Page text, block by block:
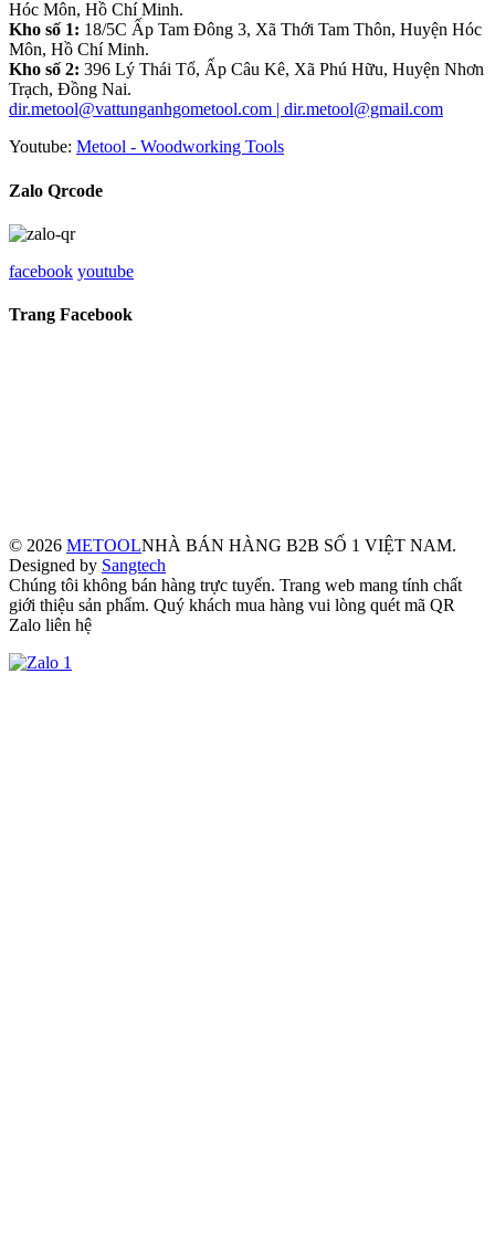
Hóc Môn, Hồ Chí Minh.
Kho số 1: 18/5C Ấp Tam Đông 3, Xã Thới Tam Thôn, Huyện Hóc
Môn, Hồ Chí Minh.
Kho số 2: 396 Lý Thái Tổ, Ấp Câu Kê, Xã Phú Hữu, Huyện Nhơn
Trạch, Đồng Nai.
dir.metool@vattunganhgometool.com | dir.metool@gmail.com
Youtube: Metool - Woodworking Tools
Zalo Qrcode
facebook youtube
Trang Facebook
© 2026 METOOLNHÀ BÁN HÀNG B2B SỐ 1 VIỆT NAM.
Designed by Sangtech
Chúng tôi không bán hàng trực tuyến. Trang web mang tính chất
giới thiệu sản phẩm. Quý khách mua hàng vui lòng quét mã QR
Zalo liên hệ
1